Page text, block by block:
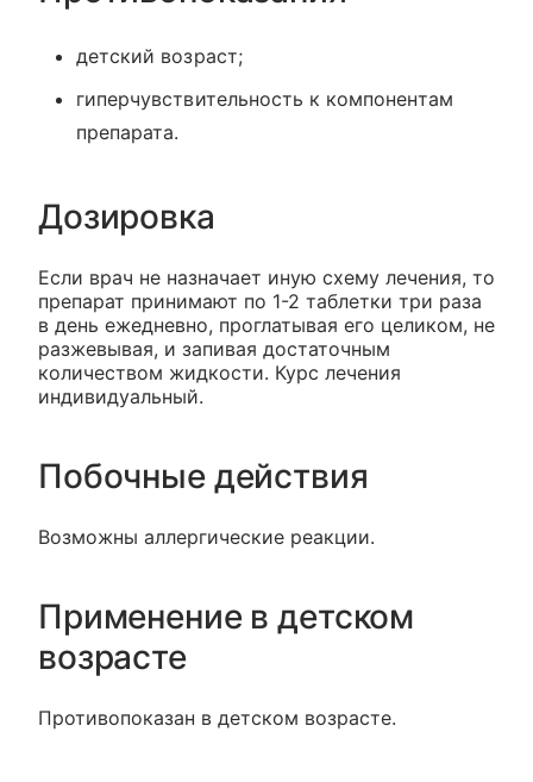
детский возраст;
гиперчувствительность к компонентам
препарата.
Дозировка
Если врач не назначает иную схему лечения, то
препарат принимают по 1-2 таблетки три раза
в день ежедневно, проглатывая его целиком, не
разжевывая, и запивая достаточным
количеством жидкости. Курс лечения
индивидуальный.
Побочные действия
Возможны аллергические реакции.
Применение в детском
возрасте
Противопоказан в детском возрасте.